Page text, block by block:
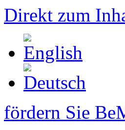
Direkt zum
fördern Sie